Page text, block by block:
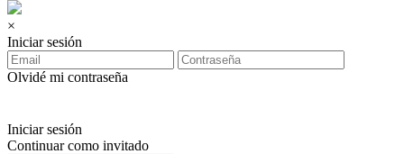
×
Iniciar sesión
Olvidé mi contraseña
Iniciar sesión
Continuar como invitado